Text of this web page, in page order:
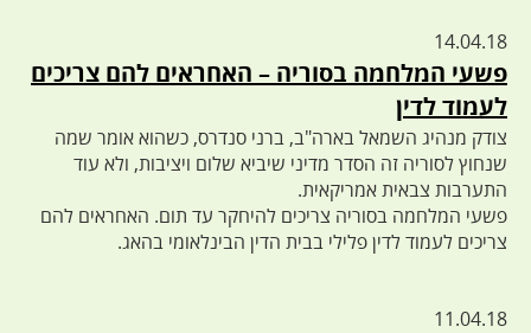
14.04.18
פשעי המלחמה בסוריה – האחראים להם צריכים
לעמוד לדין
צודק מנהיג השמאל בארה"ב, ברני סנדרס, כשהוא אומר שמה
שנחוץ לסוריה זה הסדר מדיני שיביא שלום ויציבות, ולא עוד
התערבות צבאית אמריקאית.
פשעי המלחמה בסוריה צריכים להיחקר עד תום. האחראים להם
צריכים לעמוד לדין פלילי בבית הדין הבינלאומי בהאג.
11.04.18